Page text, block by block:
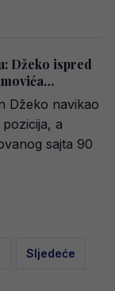
Džeko ispred
Džeko navikao
a
sajta 90
Sljedeće